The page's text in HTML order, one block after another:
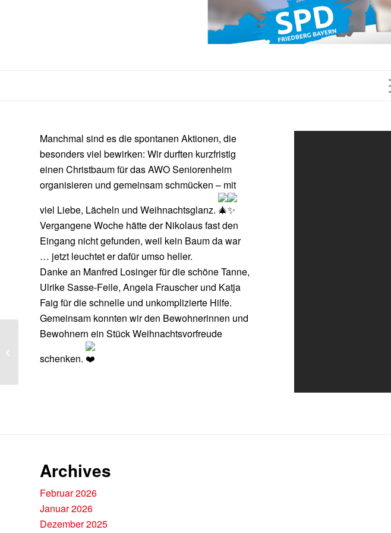
Manchmal sind es die spontanen Aktionen, die
besonders viel bewirken: Wir durften kurzfristig
einen Christbaum für das AWO Seniorenheim
organisieren und gemeinsam schmücken – mit
viel Liebe, Lächeln und Weihnachtsglanz.
Vergangene Woche hätte der Nikolaus fast den
Eingang nicht gefunden, weil kein Baum da war
… jetzt leuchtet er dafür umso heller.
Danke an Manfred Losinger für die schöne Tanne,
Ulrike Sasse-Feile, Angela Frauscher und Katja
Faig für die schnelle und unkomplizierte Hilfe.
Gemeinsam konnten wir den Bewohnerinnen und
Bewohnern ein Stück Weihnachtsvorfreude
schenken.
Archives
Februar 2026
Januar 2026
Dezember 2025